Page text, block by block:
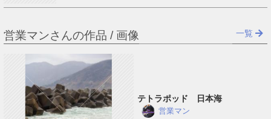
営業マンさんの作品 / 画像 一覧
テトラポッド 日本海
営業マン